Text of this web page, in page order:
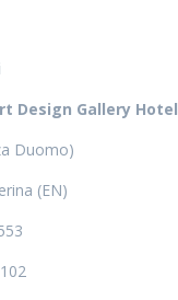
Design Gallery Hotel
Duomo)
(EN)